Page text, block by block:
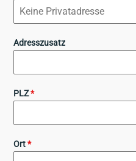
Adresszusatz
PLZ*
Ort*